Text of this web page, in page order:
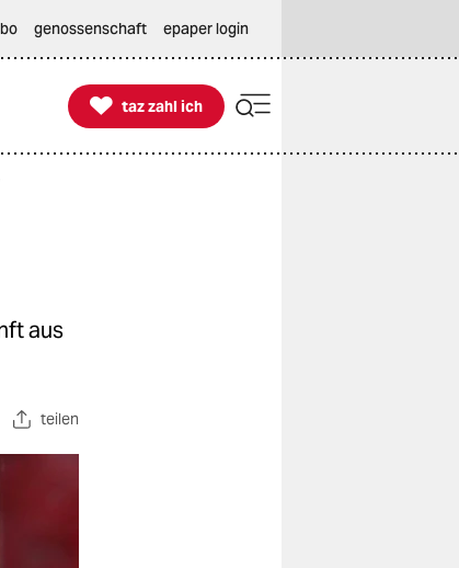
genossenschaft epaper login

taz zahl ich
taz zahl ich
aus
teilen